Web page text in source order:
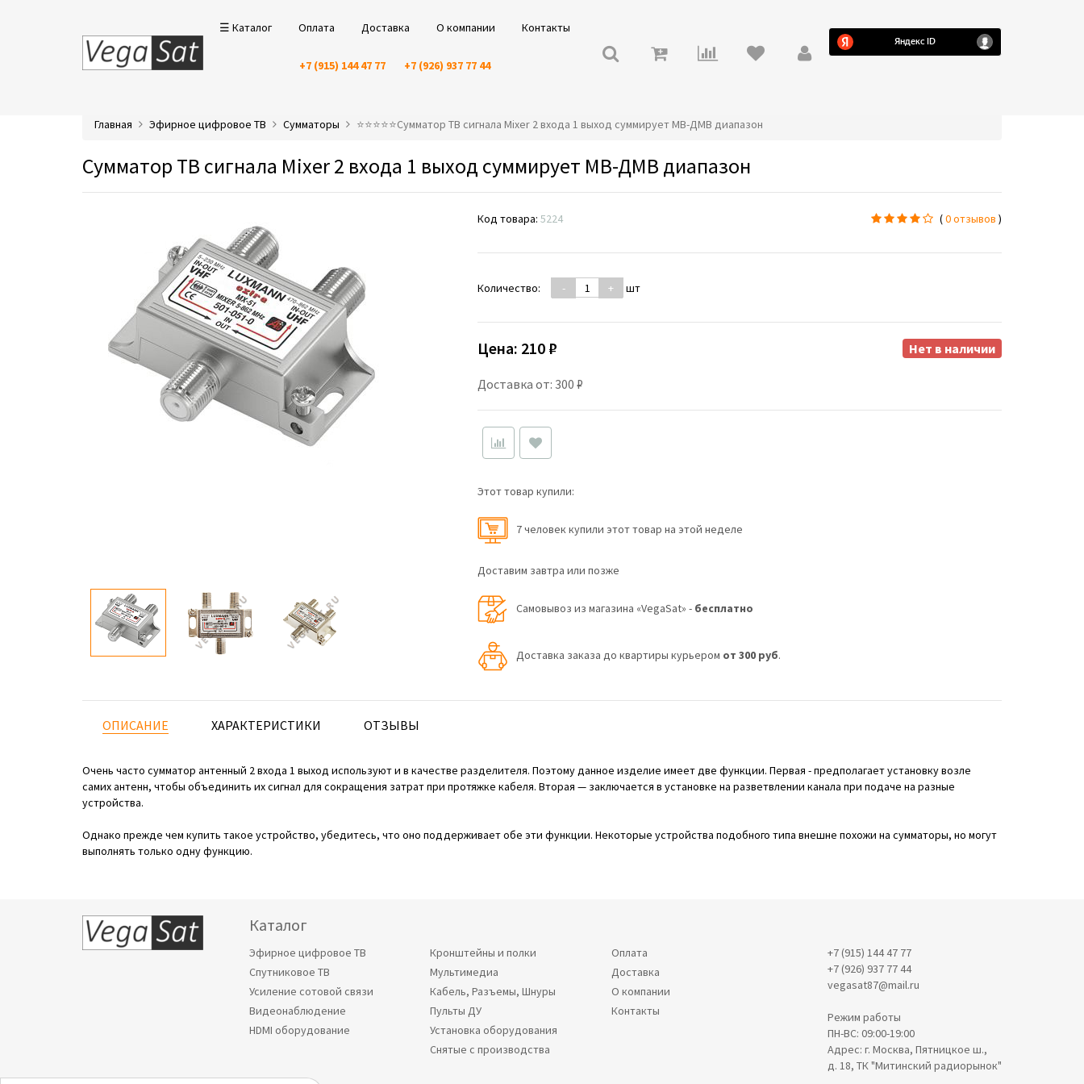
☰ Каталог Оплата Доставка О компании Контакты
+7 (915) 144 47 77 +7 (926) 937 77 44
Главная Эфирное цифровое ТВ Сумматоры ⭐️⭐️⭐️⭐️⭐️Сумматор ТВ сигнала Mixer 2 входа 1 выход суммирует МВ-ДМВ диапазон
Сумматор ТВ сигнала Mixer 2 входа 1 выход суммирует МВ-ДМВ диапазон
Код товара:5224 (0 отзывов )
Количество: - + шт
Цена: 210 ₽
Доставка от: 300 ₽
Нет в наличии
Этот товар купили:
7 человек купили этот товар на этой неделе
Доставим завтра или позже
Самовывоз из магазина «VegaSat» - бесплатно
Доставка заказа до квартиры курьером от 300 руб.
ОПИСАНИЕ ХАРАКТЕРИСТИКИ ОТЗЫВЫ
Очень часто сумматор антенный 2 входа 1 выход используют и в качестве разделителя. Поэтому данное изделие имеет две функции. Первая - предполагает установку возле
самих антенн, чтобы объединить их сигнал для сокращения затрат при протяжке кабеля. Вторая — заключается в установке на разветвлении канала при подаче на разные
устройства.
Однако прежде чем купить такое устройство, убедитесь, что оно поддерживает обе эти функции. Некоторые устройства подобного типа внешне похожи на сумматоры, но могут
выполнять только одну функцию.
Каталог
Эфирное цифровое ТВ
Спутниковое ТВ
Усиление сотовой связи
Видеонаблюдение
HDMI оборудование
Кронштейны и полки
Мультимедиа
Кабель, Разъемы, Шнуры
Пульты ДУ
Установка оборудования
Снятые с производства
Оплата
Доставка
О компании
Контакты
+7 (915) 144 47 77
+7 (926) 937 77 44
vegasat87@mail.ru
Режим работы
ПН-ВС: 09:00-19:00
Адрес: г. Москва, Пятницкое ш.,
д. 18, ТК "Митинский радиорынок"